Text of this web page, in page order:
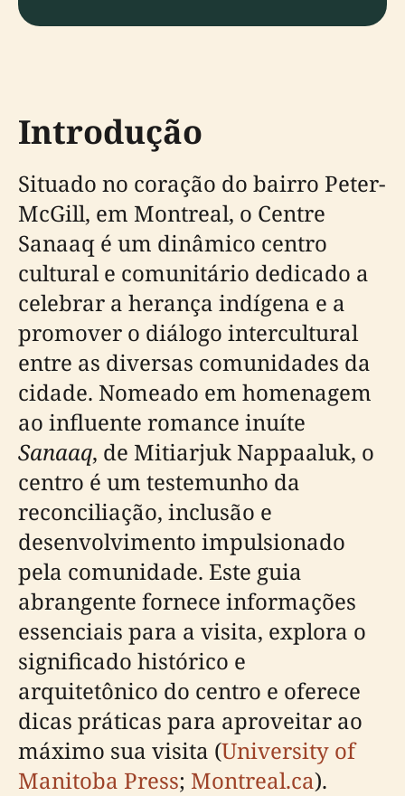
Introdução
Situado no coração do bairro Peter-
McGill, em Montreal, o Centre
Sanaaq é um dinâmico centro
cultural e comunitário dedicado a
celebrar a herança indígena e a
promover o diálogo intercultural
entre as diversas comunidades da
cidade. Nomeado em homenagem
ao influente romance inuíte
Sanaaq, de Mitiarjuk Nappaaluk, o
centro é um testemunho da
reconciliação, inclusão e
desenvolvimento impulsionado
pela comunidade. Este guia
abrangente fornece informações
essenciais para a visita, explora o
significado histórico e
arquitetônico do centro e oferece
dicas práticas para aproveitar ao
máximo sua visita (University of
Manitoba Press; Montreal.ca).